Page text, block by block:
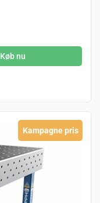
Køb nu
Kampagne pris